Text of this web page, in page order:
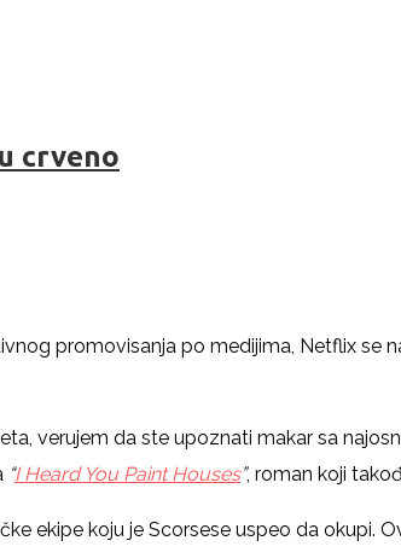
crveno
promovisanja po medijima, Netflix
verujem da ste upoznati makar sa
“I Heard You Paint Houses”, roman koji
ekipe koju je Scorsese uspeo da okupi.